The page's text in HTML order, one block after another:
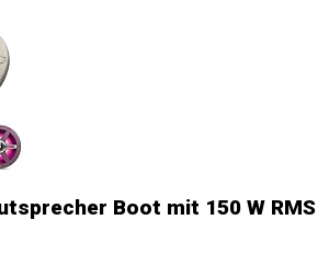
Boot mit 150 W RMS